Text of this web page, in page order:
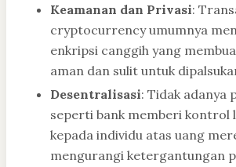
Keamanan dan Privasi:
cryptocurrency umumnya
enkripsi canggih yang
aman dan sulit untuk
Desentralisasi: Tidak adanya
seperti bank memberi kontrol
kepada individu atas uang
mengurangi ketergantungan